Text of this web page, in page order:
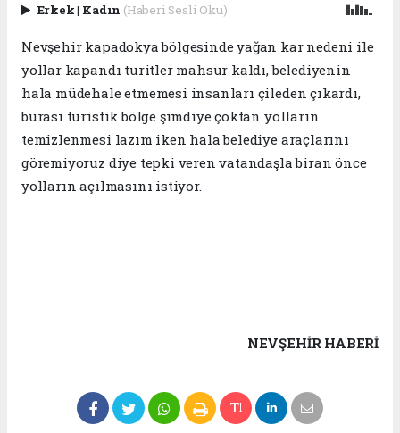
Erkek| Kadın (Haberi Sesli Oku)
Nevşehir kapadokya bölgesinde yağan kar nedeni ile
yollar kapandı turitler mahsur kaldı, belediyenin
hala müdehale etmemesi insanları çileden çıkardı,
burası turistik bölge şimdiye çoktan yolların
temizlenmesi lazım iken hala belediye araçlarını
göremiyoruz diye tepki veren vatandaşla biran önce
yolların açılmasını istiyor.
NEVŞEHIR HABERİ